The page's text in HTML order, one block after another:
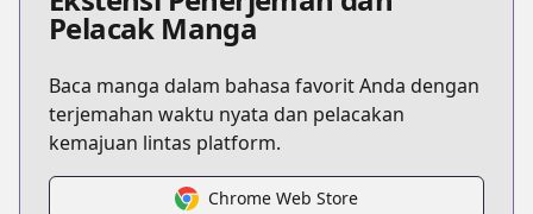
Pelacak Manga
Baca manga dalam bahasa favorit Anda dengan
terjemahan waktu nyata dan pelacakan
kemajuan lintas platform.
Chrome Web Store